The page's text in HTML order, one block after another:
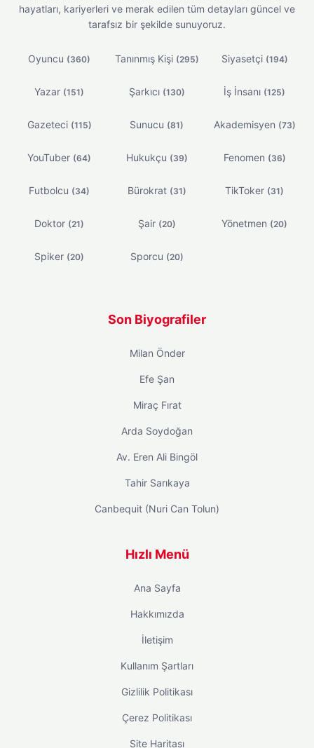
hayatları, kariyerleri ve merak edilen tüm detayları güncel ve
tarafsız bir şekilde sunuyoruz.
Oyuncu (360) Tanınmış Kişi (295) Siyasetçi (194)
Yazar (151) Şarkıcı (130) İş İnsanı (125)
Gazeteci (115) Sunucu (81) Akademisyen (73)
YouTuber (64) Hukukçu (39) Fenomen (36)
Futbolcu (34) Bürokrat (31) TikToker (31)
Doktor (21) Şair (20) Yönetmen (20)
Spiker (20) Sporcu (20)
Son Biyografiler
Milan Önder
Efe Şan
Miraç Fırat
Arda Soydoğan
Av. Eren Ali Bingöl
Tahir Sarıkaya
Canbequit (Nuri Can Tolun)
Hızlı Menü
Ana Sayfa
Hakkımızda
İletişim
Kullanım Şartları
Gizlilik Politikası
Çerez Politikası
Site Haritası